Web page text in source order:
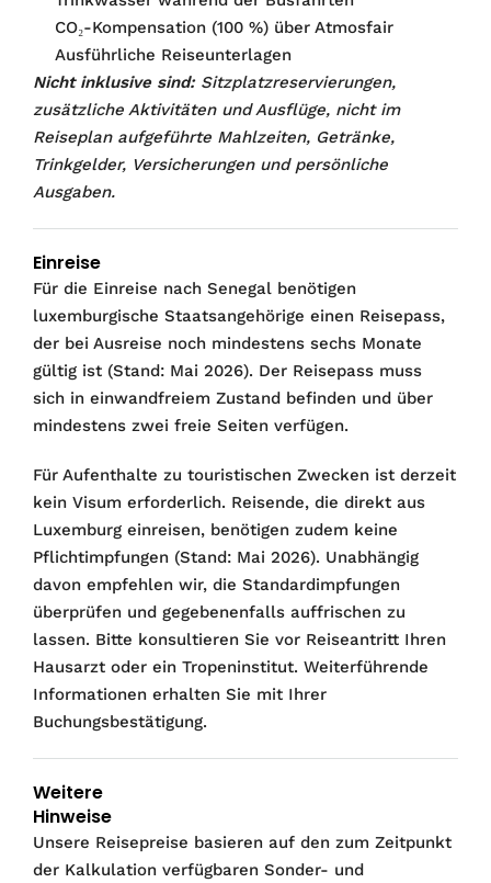
CO₂-Kompensation (100 %) über Atmosfair
Ausführliche Reiseunterlagen
Nicht inklusive sind:Sitzplatzreservierungen,
zusätzliche Aktivitäten und Ausflüge, nicht im
Reiseplan aufgeführte Mahlzeiten, Getränke,
Trinkgelder, Versicherungen und persönliche
Ausgaben.
Einreise
Für die Einreise nach Senegal benötigen
luxemburgische Staatsangehörige einen Reisepass,
der bei Ausreise noch mindestens sechs Monate
gültig ist (Stand: Mai 2026). Der Reisepass muss
sich in einwandfreiem Zustand befinden und über
mindestens zwei freie Seiten verfügen.
Für Aufenthalte zu touristischen Zwecken ist derzeit
kein Visum erforderlich. Reisende, die direkt aus
Luxemburg einreisen, benötigen zudem keine
Pflichtimpfungen (Stand: Mai 2026). Unabhängig
davon empfehlen wir, die Standardimpfungen
überprüfen und gegebenenfalls auffrischen zu
lassen. Bitte konsultieren Sie vor Reiseantritt Ihren
Hausarzt oder ein Tropeninstitut. Weiterführende
Informationen erhalten Sie mit Ihrer
Buchungsbestätigung.
Weitere
Hinweise
Unsere Reisepreise basieren auf den zum Zeitpunkt
der Kalkulation verfügbaren Sonder- und